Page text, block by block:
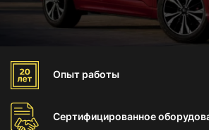
Опыт работы
Сертифицированное